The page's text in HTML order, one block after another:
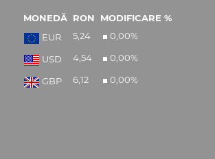
MONEDĂ RON
MODIFICARE %
EUR
5,24 0,00%
USD 4,54 0,00%
GBP 6,12 0,00%